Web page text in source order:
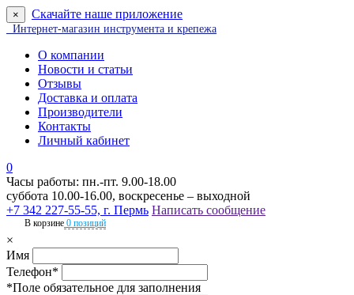
× Скачайте наше приложение
Интернет-магазин инструмента и крепежа
О компании
Новости и статьи
Отзывы
Доставка и оплата
Производители
Контакты
Личный кабинет
0
Часы работы: пн.-пт. 9.00-18.00
суббота 10.00-16.00, воскресенье – выходной
+7 342 227-55-55, г. Пермь Написать сообщение
В корзине 0 позиций
×
Имя
Телефон*
*Поле обязательное для заполнения